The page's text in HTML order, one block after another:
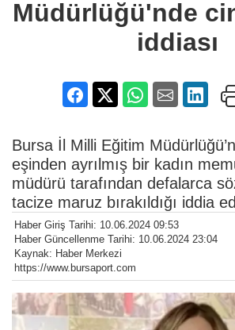
Müdürlüğü'nde
iddiası
Bursa İl Milli Eğitim
eşinden ayrılmış bir kadın
müdürü tarafından defalarca
tacize maruz bırakıldığı iddia
Haber Giriş Tarihi: 10.06.2024 09:53
Haber Güncellenme Tarihi: 10.06.2024 23:04
Kaynak: Haber Merkezi
https://www.bursaport.com